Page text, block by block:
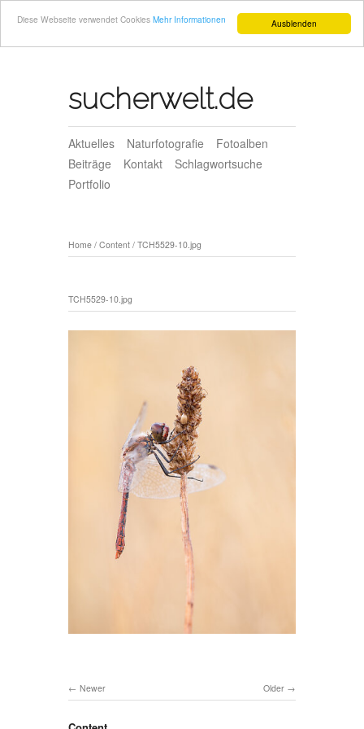
Ausblenden
Diese Webseite verwendet Cookies Mehr Informationen
sucherwelt.de
Aktuelles Naturfotografie
Fotoalben
Beiträge
Kontakt
Schlagwortsuche
Portfolio
Home / Content / TCH5529-10.jpg
TCH5529-10.jpg
Older
Newer